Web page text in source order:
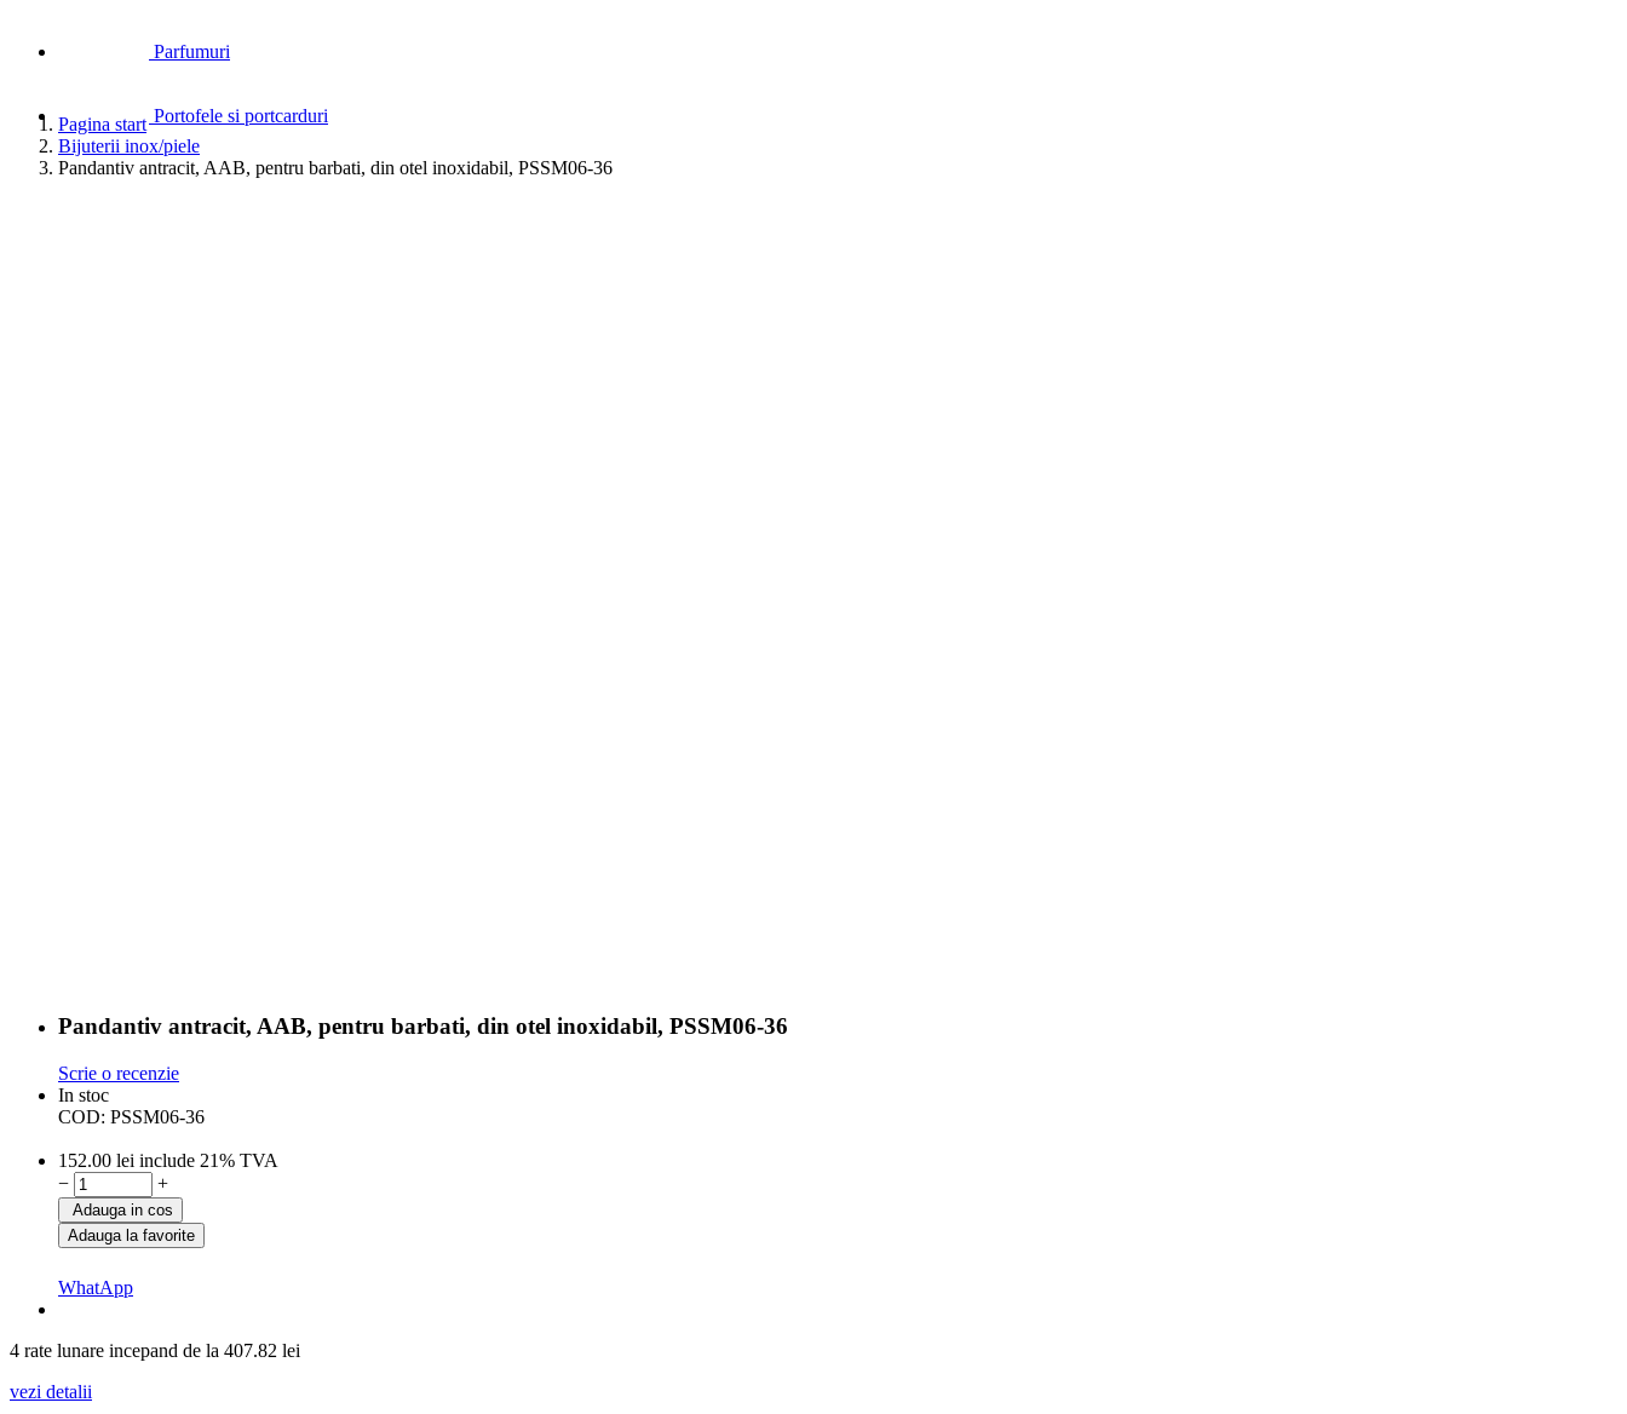
Parfumuri
Portofele si portcarduri
Pagina start
Bijuterii inox/piele
Pandantiv antracit, AAB, pentru barbati, din otel inoxidabil, PSSM06-36
Pandantiv antracit, AAB, pentru barbati, din otel inoxidabil, PSSM06-36
Scrie o recenzie
In stoc
COD: PSSM06-36
152.00 lei include 21% TVA
−
+
Adauga in cos
Adauga la favorite
WhatApp
4 rate lunare incepand de la 407.82 lei
vezi detalii